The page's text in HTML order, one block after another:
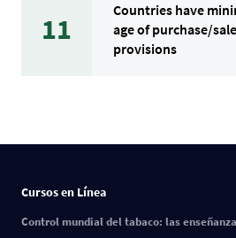
11
Countries have
age of purchase/
provisions
Cursos en Línea
Control mundial del tabaco: las